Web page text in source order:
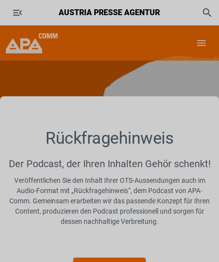
AUSTRIA PRESSE AGENTUR
Rückfragehinweis
Der Podcast, der Ihren Inhalten Gehör schenkt!
Veröffentlichen Sie den Inhalt Ihrer OTS-Aussendungen auch im
Audio-Format mit „Rückfragehinweis“, dem Podcast von APA-
Comm. Gemeinsam erarbeiten wir das passende Konzept für Ihren
Content, produzieren den Podcast professionell und sorgen für
dessen nachhaltige Verbreitung.